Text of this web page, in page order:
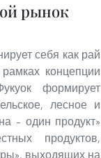
рынок
себя как рай
концепции
формирует
лесное и
– один продукт»
продуктов,
выходящих на